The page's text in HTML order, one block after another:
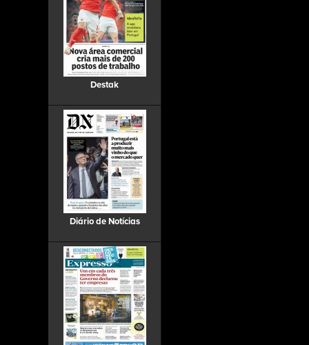
Destak
Diário de Notícias